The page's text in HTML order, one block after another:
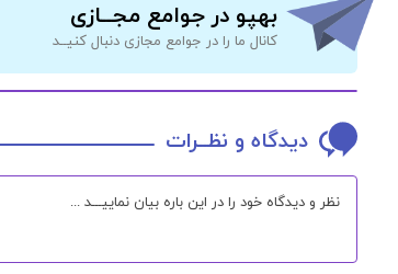
بهپو در جوامع مجــازی
کانال ما را در جوامع مجازی دنبال کنیــد
دیدگاه و نظــرات